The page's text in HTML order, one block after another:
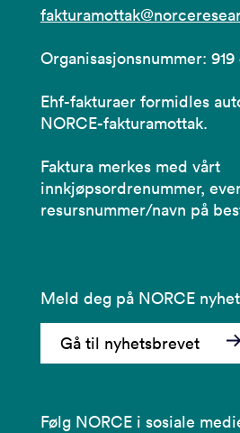
Organisasjonsnummer:
Ehf-fakturaer formidles
NORCE-fakturamottak.
Faktura merkes med vårt
innkjøpsordrenummer,
resursnummer/navn på
Meld deg på NORCE
Gå til nyhetsbrevet
Følg NORCE i sosiale